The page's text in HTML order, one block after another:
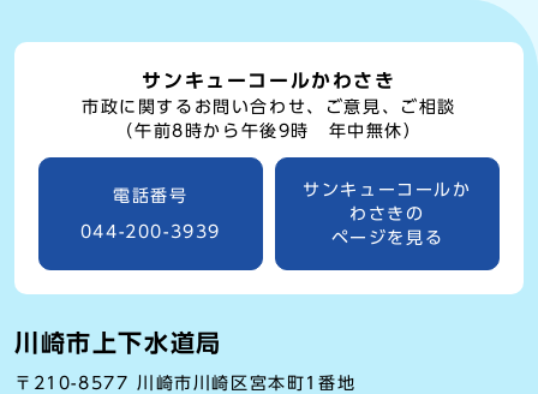
サンキューコールかわさき
市政に関するお問い合わせ、ご意見、ご相談
（午前8時から午後9時 年中無休）
電話番号
044-200-3939
サンキューコールか
わさきの
ページを見る
川崎市上下水道局
〒210-8577 川崎市川崎区宮本町1番地